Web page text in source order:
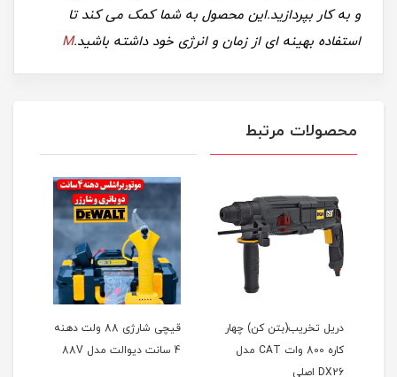
و به کار بپردازید.این محصول به شما کمک می کند تا
استفاده بهینه ای از زمان و انرژی خود داشته باشید.M
محصولات مرتبط
دریل تخریب(بتن کن) چهار
کاره 800 وات CAT مدل
DX26 اصلی
قیچی شارژی 88 ولت دهنه
4 سانت دیوالت مدل 88V